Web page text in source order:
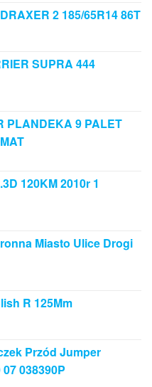
2 185/65R14 86T
SUPRA 444
PLANDEKA 9 PALET
120KM 2010r 1
Miasto Ulice Drogi
R 125Mm
Przód Jumper
038390P